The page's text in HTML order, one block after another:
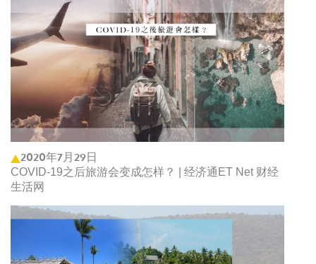
2020年7月29日
COVID-19之后旅游会变成怎样？ | 经济通ET Net 财经
生活网